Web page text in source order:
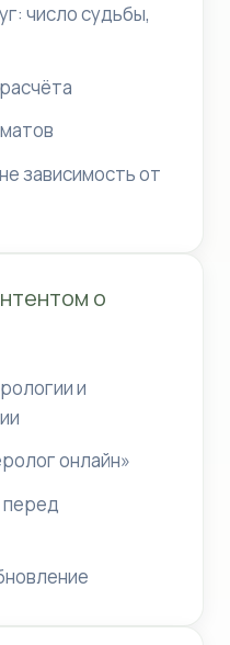
число судьбы,
зависимость от
о
и
онлайн»
перед